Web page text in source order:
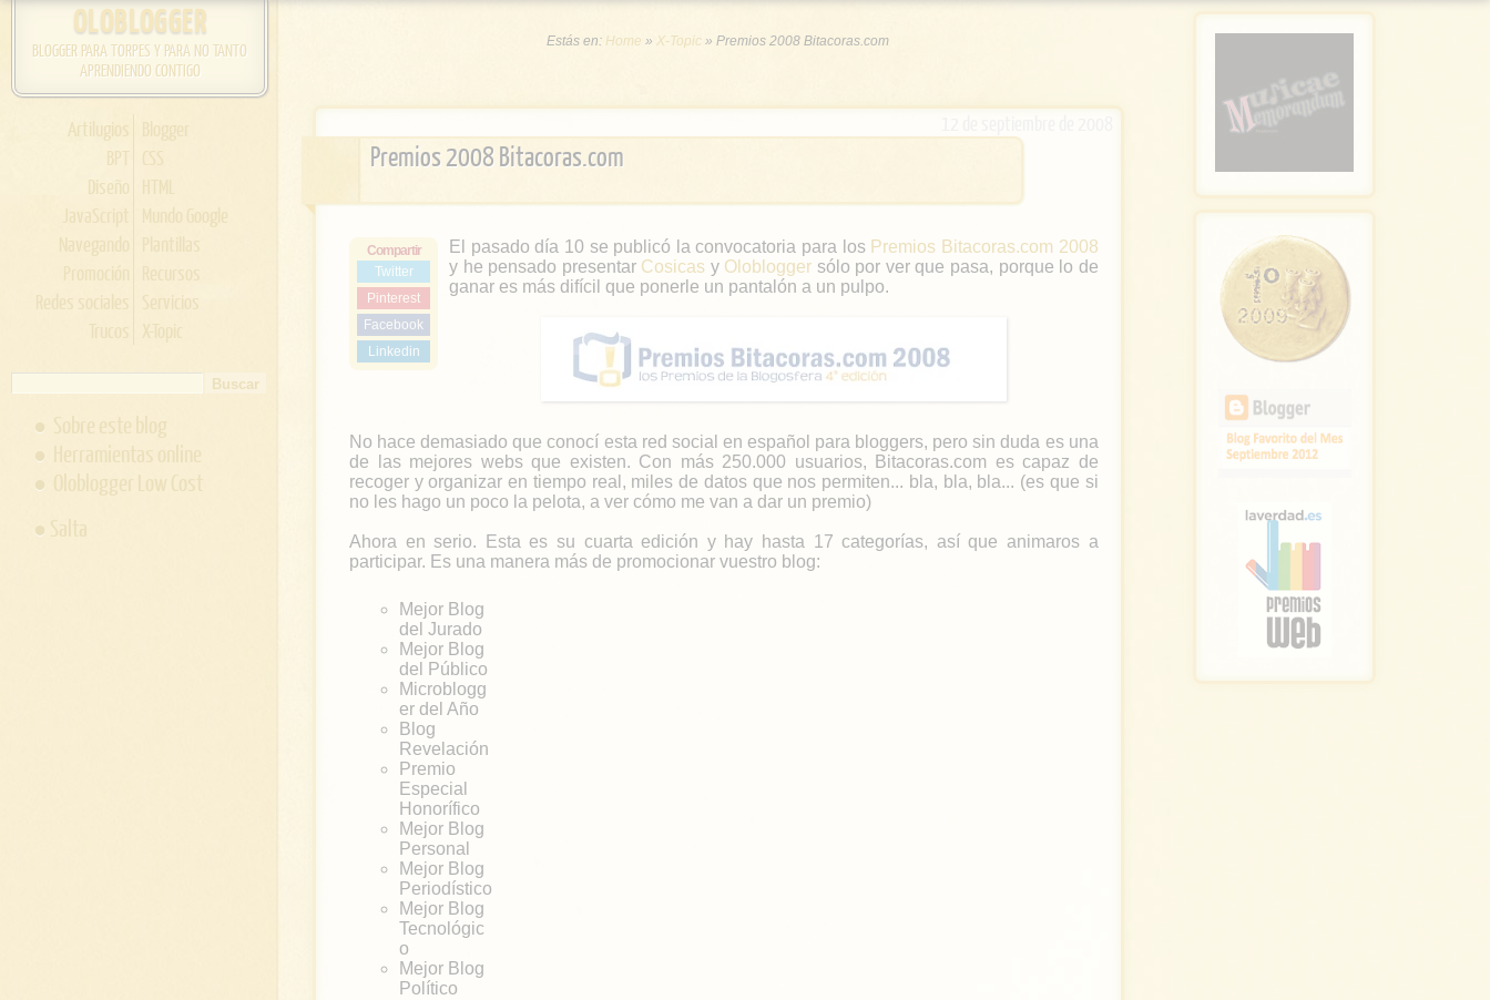
OLOBLOGGER
BLOGGER PARA TORPES Y PARA NO TANTO
APRENDIENDO CONTIGO
Artilugios
Blogger
BPT CSS
Diseño HTML
JavaScript Mundo Google
Navegando Plantillas
Promoción
Recursos
Redes sociales Servicios
Trucos X-Topic
Sobre este blog
Herramientas online
Oloblogger Low Cost
Salta
Estás en: Home»X-Topic»Premios 2008 Bitacoras.com
Premios 2008 Bitacoras.com
Compartir
Twitter
Pinterest
Facebook
Linkedin
El pasado día 10 se publicó la convocatoria para los Premios Bitacoras.com 2008
y he pensado presentar Cosicas y Oloblogger sólo por ver que pasa, porque lo de
ganar es más difícil que ponerle un pantalón a un pulpo.
No hace demasiado que conocí esta red social en español para bloggers, pero sin duda es una
de las mejores webs que existen. Con más 250.000 usuarios, Bitacoras.com es capaz de
recoger y organizar en tiempo real, miles de datos que nos permiten... bla, bla, bla... (es que si
no les hago un poco la pelota, a ver cómo me van a dar un premio)
Ahora en serio. Esta es su cuarta edición y hay hasta 17 categorías, así que animaros a
participar. Es una manera más de promocionar vuestro blog:
Mejor Blog
del Jurado
Mejor Blog
del Público
Microblogg
er del Año
Blog
Revelación
Premio
Especial
Honorífico
Mejor Blog
Personal
Mejor Blog
Periodístico
Mejor Blog
Tecnológic
o
Mejor Blog
Político